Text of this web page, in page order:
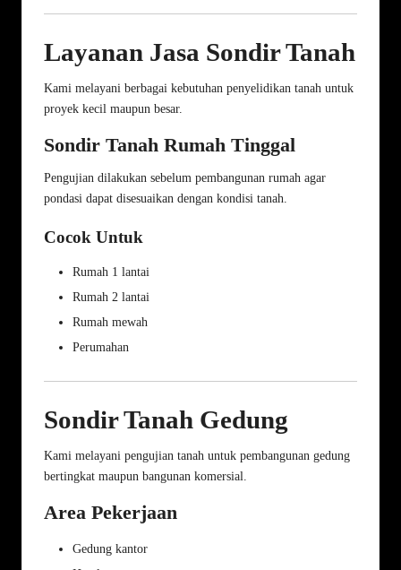
Layanan Jasa Sondir Tanah
Kami melayani berbagai kebutuhan penyelidikan tanah untuk
proyek kecil maupun besar.
Sondir Tanah Rumah Tinggal
Pengujian dilakukan sebelum pembangunan rumah agar
pondasi dapat disesuaikan dengan kondisi tanah.
Cocok Untuk
Rumah 1 lantai
Rumah 2 lantai
Rumah mewah
Perumahan
Sondir Tanah Gedung
Kami melayani pengujian tanah untuk pembangunan gedung
bertingkat maupun bangunan komersial.
Area Pekerjaan
Gedung kantor